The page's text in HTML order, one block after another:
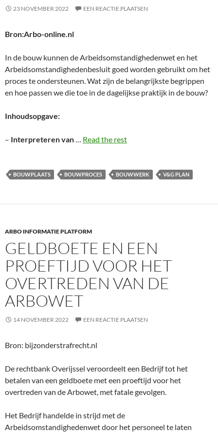
23 NOVEMBER 2022 EEN REACTIE PLAATSEN
Bron:Arbo-online.nl
In de bouw kunnen de Arbeidsomstandighedenwet en het
Arbeidsomstandighedenbesluit goed worden gebruikt om het
proces te ondersteunen. Wat zijn de belangrijkste begrippen
en hoe passen we die toe in de dagelijkse praktijk in de bouw?
Inhoudsopgave:
– Interpreteren van… Read the rest
BOUWPLAATS BOUWPROCES BOUWWERK V&G PLAN
ARBO INFORMATIE PLATFORM
GELDBOETE EN EEN
PROEFTIJD VOOR HET
OVERTREDEN VAN DE
ARBOWET
14 NOVEMBER 2022 EEN REACTIE PLAATSEN
Bron: bijzonderstrafrecht.nl
De rechtbank Overijssel veroordeelt een Bedrijf tot het
betalen van een geldboete met een proeftijd voor het
overtreden van de Arbowet, met fatale gevolgen.
Het Bedrijf handelde in strijd met de
Arbeidsomstandighedenwet door het personeel te laten